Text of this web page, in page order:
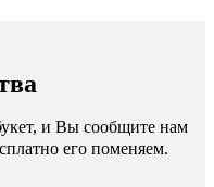
и Вы сообщите нам
его поменяем.